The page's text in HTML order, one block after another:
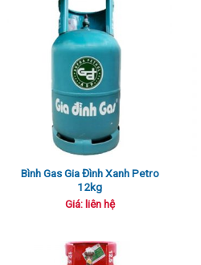
Bình Gas Gia Đình Xanh Petro
12kg
Giá: liên hệ